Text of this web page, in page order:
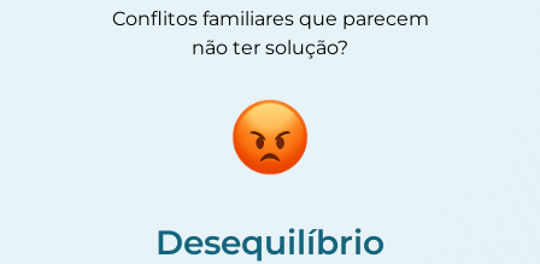
Conflitos familiares que parecem
não ter solução?
Desequilíbrio